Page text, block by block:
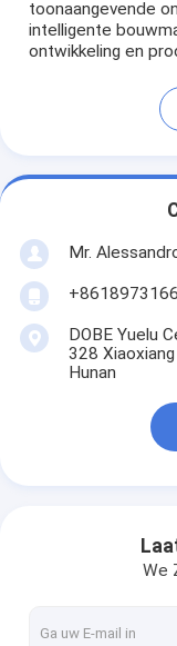
toonaangevende
intelligente
ontwikkeling en
Mr.
DOBE Yuelu
328
Hunan
We